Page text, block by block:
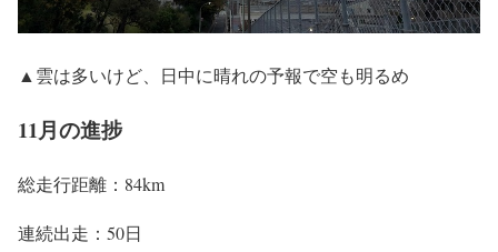
▲雲は多いけど、日中に晴れの予報で空も明るめ
11月の進捗
総走行距離：84km
連続出走：50日